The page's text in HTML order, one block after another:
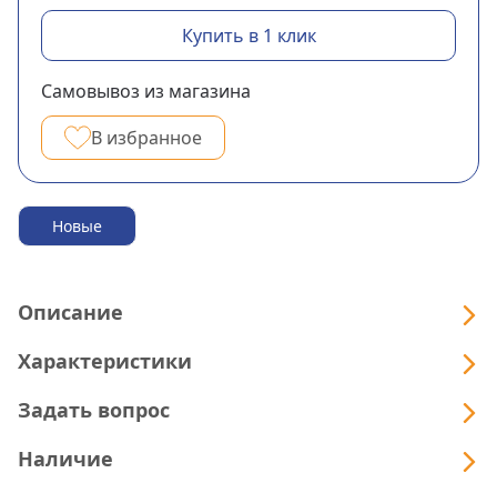
Купить в 1 клик
Самовывоз из магазина
В избранное
Новые
Описание
Характеристики
Задать вопрос
Наличие